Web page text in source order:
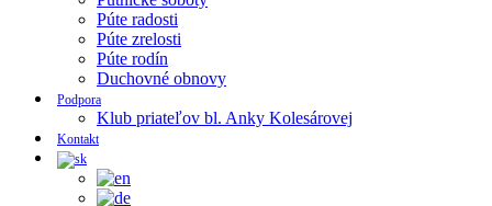
Púte radosti
Púte zrelosti
Púte rodín
Duchovné obnovy
Podpora
Klub priateľov bl. Anky Kolesárovej
Kontakt